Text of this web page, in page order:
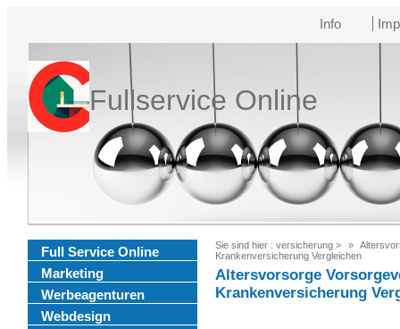
Info
Fullservice Online
Full Service Online
Marketing
Werbeagenturen
Webdesign
Sie sind hier : versicherung >
Krankenversicherung Vergleichen
Altersvorsorge
Krankenversicherung